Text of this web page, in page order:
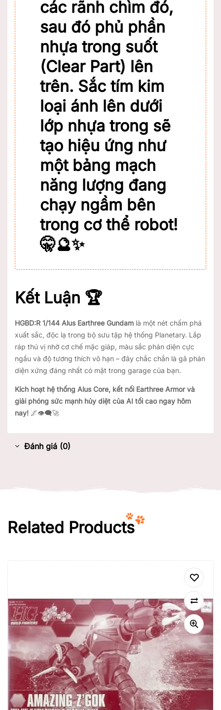
các rãnh chìm đó,
sau đó phủ phần
nhựa trong suốt
(Clear Part) lên
trên. Sắc tím kim
loại ánh lên dưới
lớp nhựa trong sẽ
tạo hiệu ứng như
một bảng mạch
năng lượng đang
chạy ngầm bên
trong cơ thể robot!
🤫🔮✨
Kết Luận 🏆
HGBD:R 1/144 Alus Earthree Gundam là một nét chấm phá
xuất sắc, độc lạ trong bộ sưu tập hệ thống Planetary. Lắp
ráp thú vị nhờ cơ chế mặc giáp, màu sắc phản diện cực
ngầu và độ tương thích vô hạn – đây chắc chắn là gã phản
diện xứng đáng nhất có mặt trong garage của bạn.
Kích hoạt hệ thống Alus Core, kết nối Earthree Armor và
giải phóng sức mạnh hủy diệt của AI tối cao ngay hôm
nay! 🌌👁️‍🗨️🚀
Đánh giá (0)
Related Products